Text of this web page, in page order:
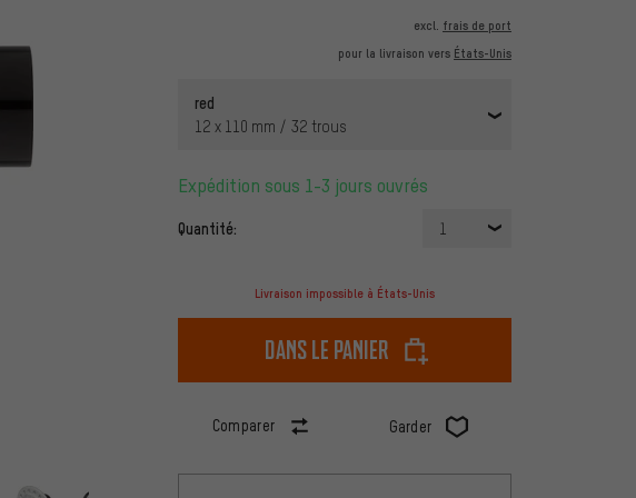
excl. frais de port
pour la livraison vers États-Unis
red
12 x 110 mm / 32 trous
Expédition sous 1-3 jours ouvrés
Quantité: 1
Livraison impossible à États-Unis
dans le panier
Comparer Garder